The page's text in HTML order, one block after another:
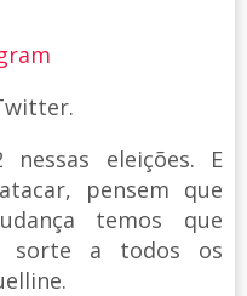
nessas eleições. E
pensem que
temos que
sorte a todos os